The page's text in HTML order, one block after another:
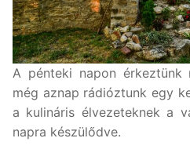
A pénteki napon érkeztünk
még aznap rádióztunk egy
a kulináris élvezeteknek a
napra készülődve.